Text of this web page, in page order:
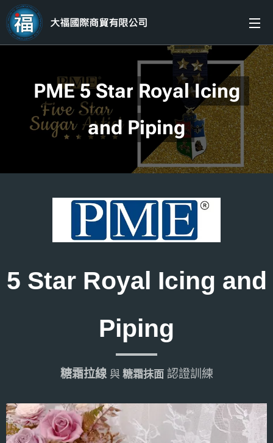
大福國際商貿有限公司
PME 5 Star Royal Icing
and Piping
5 Star Royal Icing and
Piping
糖霜拉線 與糖霜抹面認證訓練